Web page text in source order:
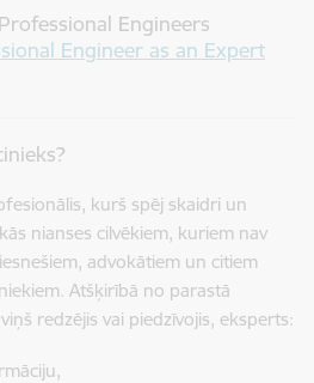
Engineers
Engineer as an Expert
kurš spēj skaidri un
nianses cilvēkiem, kuriem nav
advokātiem un citiem
Atšķirībā no parastā
redzējis vai piedzīvojis, eksperts: